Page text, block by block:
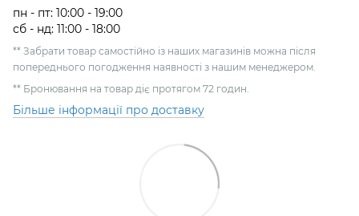
пн - пт: 10:00 - 19:00
сб - нд: 11:00 - 18:00
** Забрати товар самостійно із наших магазинів можна після
попереднього погодження наявності з нашим менеджером.
** Бронювання на товар діє протягом 72 годин.
Більше інформації про доставку